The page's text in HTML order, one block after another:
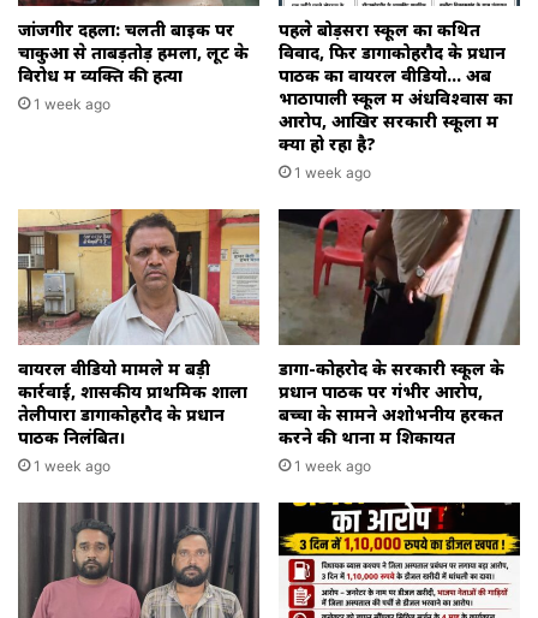
जांजगीर दहला: चलती बाइक पर
चाकुओं से ताबड़तोड़ हमला, लूट के
विरोध में व्यक्ति की हत्या
1 week ago
पहले बोड़सरा स्कूल का कथित
विवाद, फिर डोंगाकोहरौद के प्रधान
पाठक का वायरल वीडियो… अब
भाठापाली स्कूल में अंधविश्वास का
आरोप, आखिर सरकारी स्कूलों में
क्या हो रहा है?
1 week ago
वायरल वीडियो मामले में बड़ी
कार्रवाई, शासकीय प्राथमिक शाला
तेलीपारा डोंगाकोहरौद के प्रधान
पाठक निलंबित।
1 week ago
डोंगा-कोहरोद के सरकारी स्कूल के
प्रधान पाठक पर गंभीर आरोप,
बच्चों के सामने अशोभनीय हरकत
करने की थाना में शिकायत
1 week ago